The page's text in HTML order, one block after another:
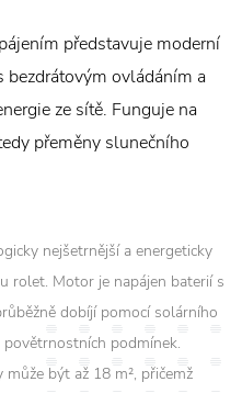
představuje moderní
bezdrátovým ovládáním a
ze sítě. Funguje na
přeměny slunečního
nejšetrnější a energeticky
rolet. Motor je napájen baterií s
dobíjí pomocí solárního
podmínek.
být až 18 m², přičemž